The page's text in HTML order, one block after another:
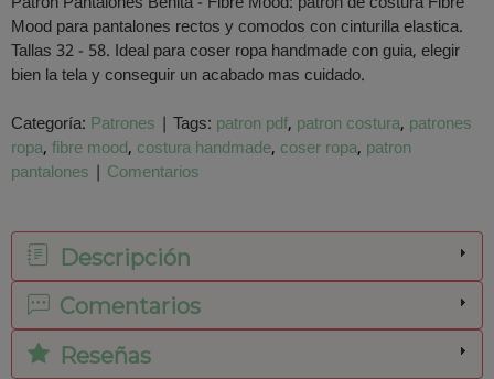
Mood para pantalones rectos y comodos con cinturilla elastica.
Tallas 32 - 58. Ideal para coser ropa handmade con guia, elegir
bien la tela y conseguir un acabado mas cuidado.
Categoría: Patrones | Tags: patron pdf patron costura patrones
ropa fibre mood costura handmade coser ropa patron
pantalones | Comentarios
Descripción
Comentarios
Reseñas